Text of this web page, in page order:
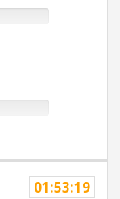
01:53:19